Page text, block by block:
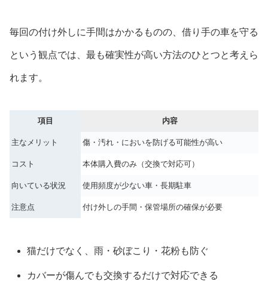
毎回の付け外しに手間はかかるものの、借り手の車を守る
という観点では、最も確実性が高い方法のひとつと考えら
れます。
項目 内容
主なメリット 傷・汚れ・においを防げる可能性が高い
コスト 本体購入費のみ（交換で対応可）
向いている状況 使用頻度が少ない車・長期駐車
注意点 付け外しの手間・保管場所の確保が必要
猫だけでなく、雨・砂ぼこり・花粉も防ぐ
カバーが傷んでも交換するだけで対応できる